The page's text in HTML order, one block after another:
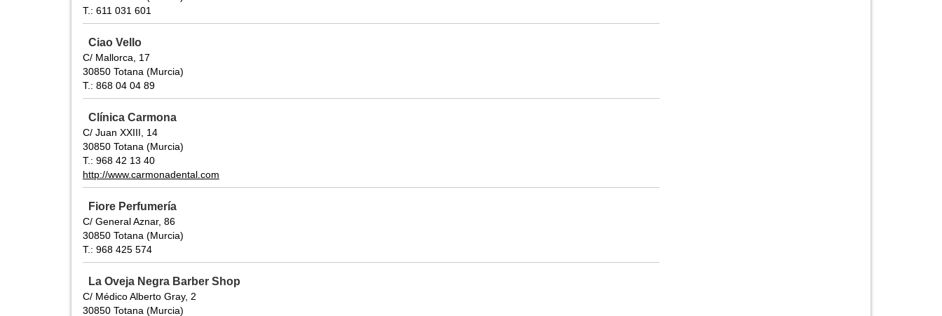
T.: 611 031 601
Ciao Vello
C/ Mallorca, 17
30850 Totana (Murcia)
T.: 868 04 04 89
Clínica Carmona
C/ Juan XXIII, 14
30850 Totana (Murcia)
T.: 968 42 13 40
http://www.carmonadental.com
Fiore Perfumería
C/ General Aznar, 86
30850 Totana (Murcia)
T.: 968 425 574
La Oveja Negra Barber Shop
C/ Médico Alberto Gray, 2
30850 Totana (Murcia)